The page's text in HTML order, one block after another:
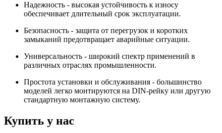
Надежность - высокая устойчивость к износу
обеспечивает длительный срок эксплуатации.
Безопасность - защита от перегрузок и коротких
замыканий предотвращает аварийные ситуации.
Универсальность - широкий спектр применений в
различных отраслях промышленности.
Простота установки и обслуживания - большинство
моделей легко монтируются на DIN-рейку или другую
стандартную монтажную систему.
Купить у нас